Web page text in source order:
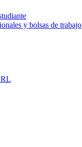
y bolsas de trabajo